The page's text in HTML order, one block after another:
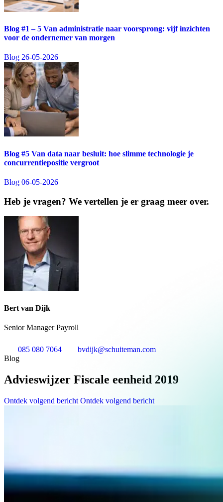
Blog #1 – 5 Van administratie naar voorsprong: vijf inzichten
voor de ondernemer van morgen
Blog 26-05-2026
Blog #5 Van data naar besluit: hoe slimme technologie je
concurrentiepositie vergroot
Blog 06-05-2026
Heb je vragen? We vertellen je er graag meer over.
Bert van Dijk
Senior Manager Payroll
085 080 7064
bvdijk@schuiteman.com
Blog
Advieswijzer Fiscale eenheid 2019
Ontdek volgend bericht Ontdek volgend bericht